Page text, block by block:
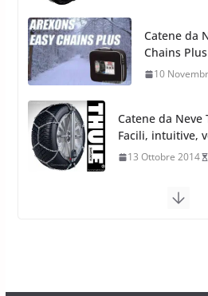
Catene da Neve
Facili, intuitive,
13 Ottobre 2014
Calze da
Arexons
26 Ottobre
Calze da